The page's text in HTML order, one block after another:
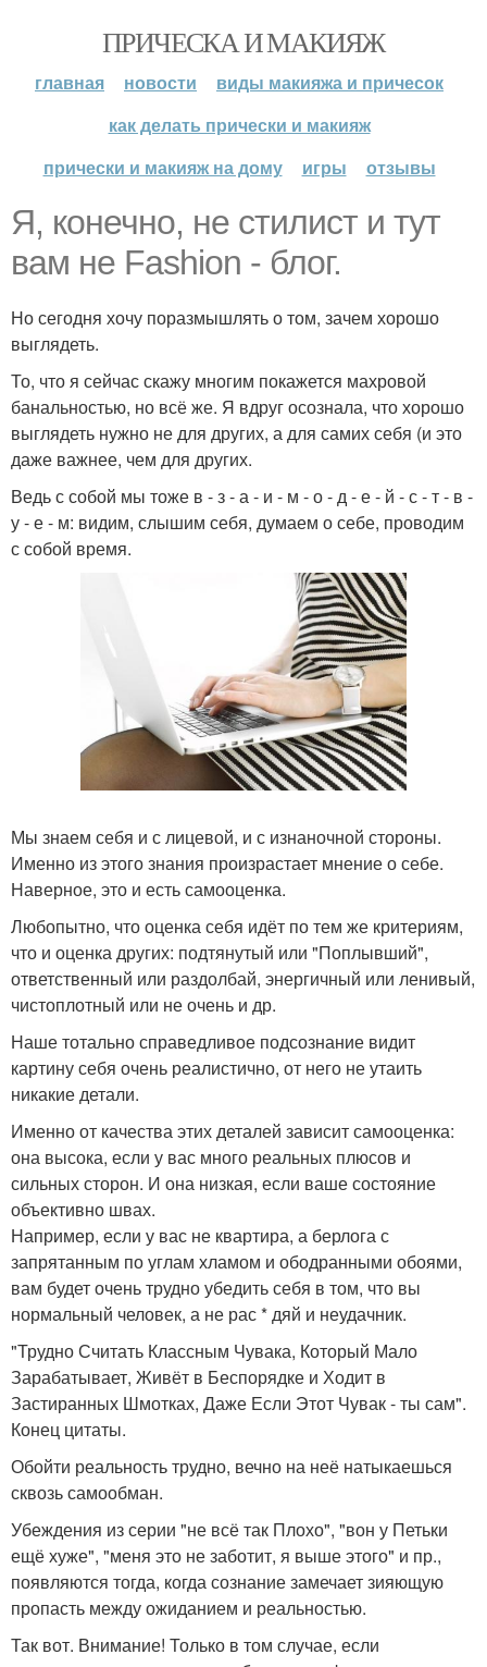
ПРИЧЕСКА И МАКИЯЖ
главная новости
виды макияжа и причесок
как делать прически и макияж
прически и макияж на дому
игры отзывы
Я, конечно, не стилист и тут
вам не Fashion - блог.
Но сегодня хочу поразмышлять о том, зачем хорошо
выглядеть.
То, что я сейчас скажу многим покажется махровой
банальностью, но всё же. Я вдруг осознала, что хорошо
выглядеть нужно не для других, а для самих себя (и это
даже важнее, чем для других.
Ведь с собой мы тоже в - з - а - и - м - о - д - е - й - с - т - в -
у - е - м: видим, слышим себя, думаем о себе, проводим
с собой время.
Мы знаем себя и с лицевой, и с изнаночной стороны.
Именно из этого знания произрастает мнение о себе.
Наверное, это и есть самооценка.
Любопытно, что оценка себя идёт по тем же критериям,
что и оценка других: подтянутый или "Поплывший",
ответственный или раздолбай, энергичный или ленивый,
чистоплотный или не очень и др.
Наше тотально справедливое подсознание видит
картину себя очень реалистично, от него не утаить
никакие детали.
Именно от качества этих деталей зависит самооценка:
она высока, если у вас много реальных плюсов и
сильных сторон. И она низкая, если ваше состояние
объективно швах.
Например, если у вас не квартира, а берлога с
запрятанным по углам хламом и ободранными обоями,
вам будет очень трудно убедить себя в том, что вы
нормальный человек, а не рас * дяй и неудачник.
"Трудно Считать Классным Чувака, Который Мало
Зарабатывает, Живёт в Беспорядке и Ходит в
Застиранных Шмотках, Даже Если Этот Чувак - ты сам".
Конец цитаты.
Обойти реальность трудно, вечно на неё натыкаешься
сквозь самообман.
Убеждения из серии "не всё так Плохо", "вон у Петьки
ещё хуже", "меня это не заботит, я выше этого" и пр.,
появляются тогда, когда сознание замечает зияющую
пропасть между ожиданием и реальностью.
Так вот. Внимание! Только в том случае, если